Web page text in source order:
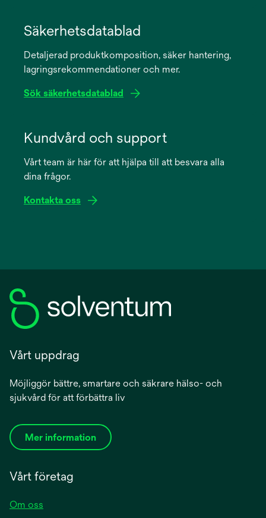
new
Säkerhetsdatablad
Detaljerad produktkomposition, säker hantering,
lagringsrekommendationer och mer.
Sök säkerhetsdatablad
new
Kundvård och support
Vårt team är här för att hjälpa till att besvara alla
dina frågor.
Kontakta oss
Vårt uppdrag
Möjliggör bättre, smartare och säkrare hälso- och
sjukvård för att förbättra liv
Mer information
Vårt företag
Om oss